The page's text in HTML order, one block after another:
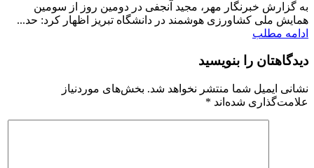
به گزارش خبرنگار مهر، مجید آنجفی در دومین روز از سومین
همایش ملی کشاورزی هوشمند در دانشگاه تبریز اظهار کرد: حد...
ادامه مطلب
دیدگاهتان را بنویسید
نشانی ایمیل شما منتشر نخواهد شد. بخش‌های موردنیاز
علامت‌گذاری شده‌اند *